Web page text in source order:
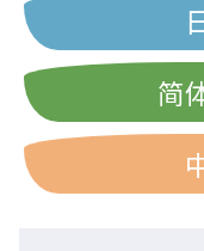
简